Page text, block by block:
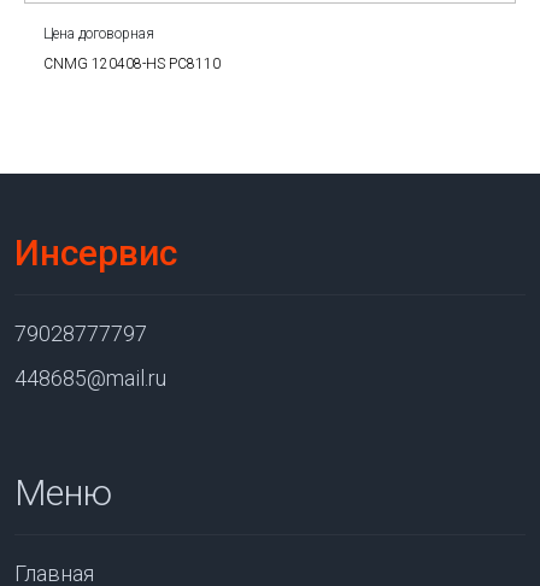
Цена договорная
CNMG 120408-HS PC8110
Инсервис
79028777797
448685@mail.ru
Меню
Главная